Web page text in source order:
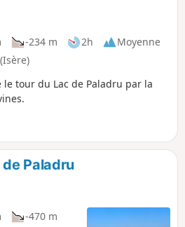
-234 m 2h
Moyenne
tour du Lac de Paladru par la
Paladru
-470 m